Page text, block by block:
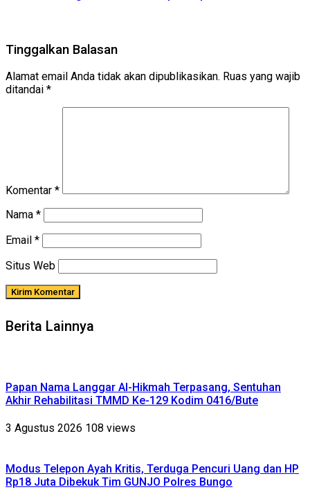
Tinggalkan Balasan
Alamat email Anda tidak akan dipublikasikan. Ruas yang wajib
ditandai *
Komentar *
Nama *
Email *
Situs Web
Berita Lainnya
Papan Nama Langgar Al-Hikmah Terpasang, Sentuhan
Akhir Rehabilitasi TMMD Ke-129 Kodim 0416/Bute
3 Agustus 2026 108 views
Modus Telepon Ayah Kritis, Terduga Pencuri Uang dan HP
Rp18 Juta Dibekuk Tim GUNJO Polres Bungo